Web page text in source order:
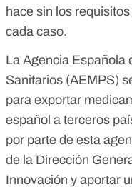
hace sin los
cada caso.
La Agencia Española
Sanitarios (AEMPS)
para exportar
español a terceros
por parte de esta
de la Dirección
Innovación y aportar